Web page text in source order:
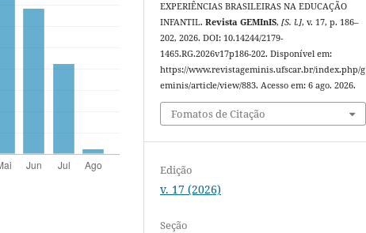
EXPERIÊNCIAS BRASILEIRAS NA EDUCAÇÃO
INFANTIL.Revista GEMInIS,[S. l.], v. 17, p. 186–
202, 2026. DOI: 10.14244/2179-
1465.RG.2026v17p186-202. Disponível em:
https://www.revistageminis.ufscar.br/index.php/g
eminis/article/view/883. Acesso em: 6 ago. 2026.
Fomatos de Citação
Edição
v. 17 (2026)
Seção